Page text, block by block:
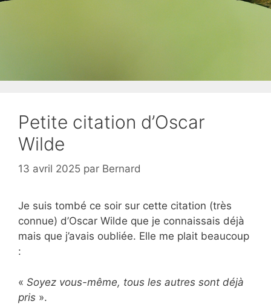
Petite citation d’Oscar
Wilde
13 avril 2025 par Bernard
Je suis tombé ce soir sur cette citation (très
connue) d’Oscar Wilde que je connaissais déjà
mais que j’avais oubliée. Elle me plait beaucoup
:
« Soyez vous-même, tous les autres sont déjà
pris ».